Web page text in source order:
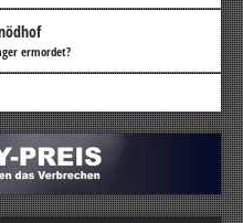
ermordet?